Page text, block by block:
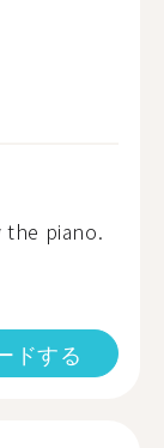
the piano.
ドする